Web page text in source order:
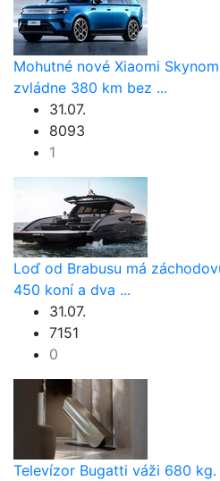
Mohutné nové Xiaomi
zvládne 380 km bez ...
31.07.
8093
1
Loď od Brabusu má
450 koní a dva ...
31.07.
7151
0
Televízor Bugatti váži 680